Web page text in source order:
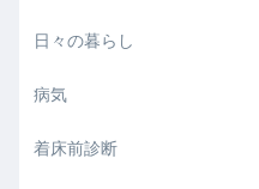
日々の暮らし
病気
着床前診断